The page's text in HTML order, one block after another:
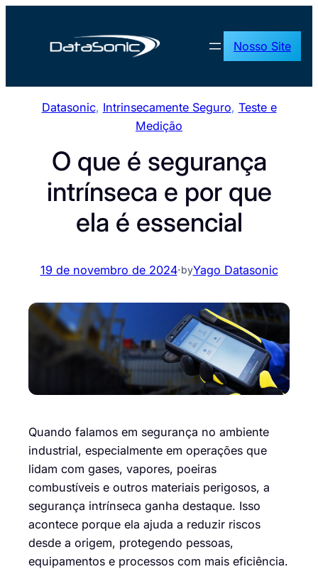
Nosso Site
Datasonic, Intrinsecamente Seguro, Teste e
Medição
O que é segurança
intrínseca e por que
ela é essencial
19 de novembro de 2024·byYago Datasonic
Quando falamos em segurança no ambiente
industrial, especialmente em operações que
lidam com gases, vapores, poeiras
combustíveis e outros materiais perigosos, a
segurança intrínseca ganha destaque. Isso
acontece porque ela ajuda a reduzir riscos
desde a origem, protegendo pessoas,
equipamentos e processos com mais eficiência.